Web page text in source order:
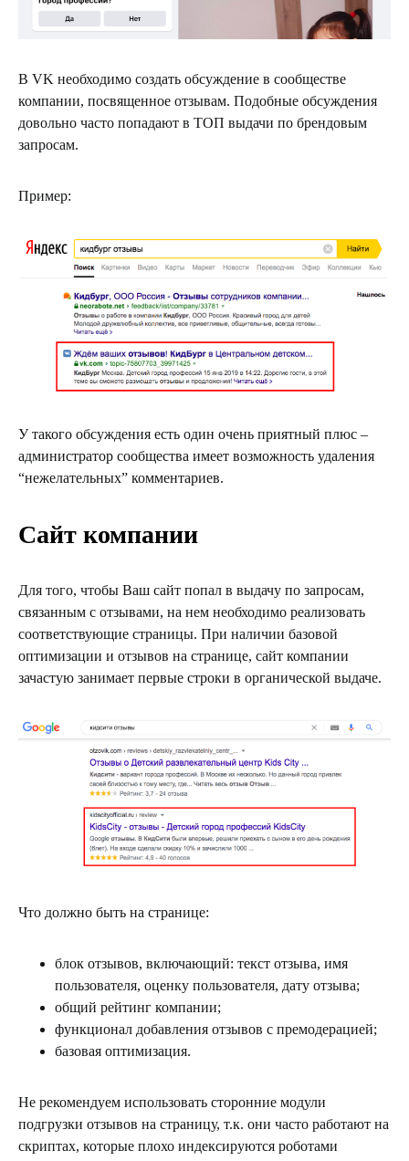
В VK необходимо создать обсуждение в сообществе
компании, посвященное отзывам. Подобные обсуждения
довольно часто попадают в ТОП выдачи по брендовым
запросам.
Пример:
У такого обсуждения есть один очень приятный плюс –
администратор сообщества имеет возможность удаления
“нежелательных” комментариев.
Сайт компании
Для того, чтобы Ваш сайт попал в выдачу по запросам,
связанным с отзывами, на нем необходимо реализовать
соответствующие страницы. При наличии базовой
оптимизации и отзывов на странице, сайт компании
зачастую занимает первые строки в органической выдаче.
Что должно быть на странице:
блок отзывов, включающий: текст отзыва, имя
пользователя, оценку пользователя, дату отзыва;
общий рейтинг компании;
функционал добавления отзывов с премодерацией;
базовая оптимизация.
Не рекомендуем использовать сторонние модули
подгрузки отзывов на страницу, т.к. они часто работают на
скриптах, которые плохо индексируются роботами